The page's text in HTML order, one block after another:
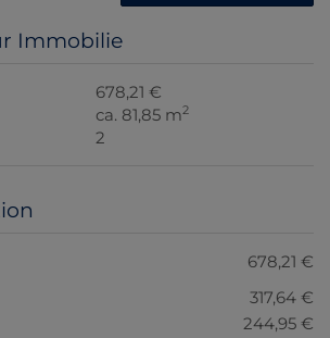
Immobilie
678,21 €
ca. 81,85 m2
2
678,21 €
317,64 €
244,95 €